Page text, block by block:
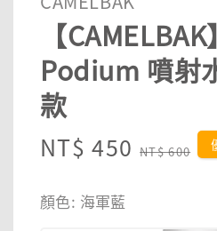
【
Podium 噴射
款
Sale
NT$ 450 NT$ 600
顏色: 海軍藍